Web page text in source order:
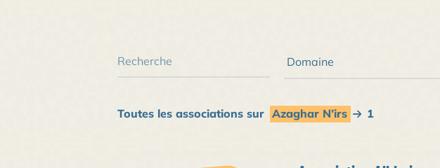
Toutes les associations sur Azaghar N’irs 1